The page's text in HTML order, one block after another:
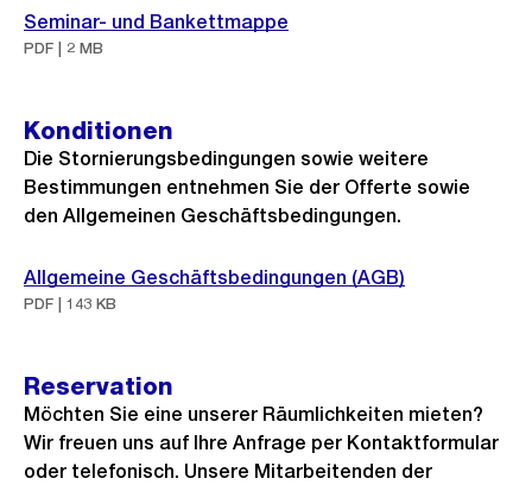
Seminar- und Bankettmappe
PDF | 2 MB
Konditionen
Die Stornierungsbedingungen sowie weitere
Bestimmungen entnehmen Sie der Offerte sowie
den Allgemeinen Geschäftsbedingungen.
Allgemeine Geschäftsbedingungen (AGB)
PDF | 143 KB
Reservation
Möchten Sie eine unserer Räumlichkeiten mieten?
Wir freuen uns auf Ihre Anfrage per Kontaktformular
oder telefonisch. Unsere Mitarbeitenden der